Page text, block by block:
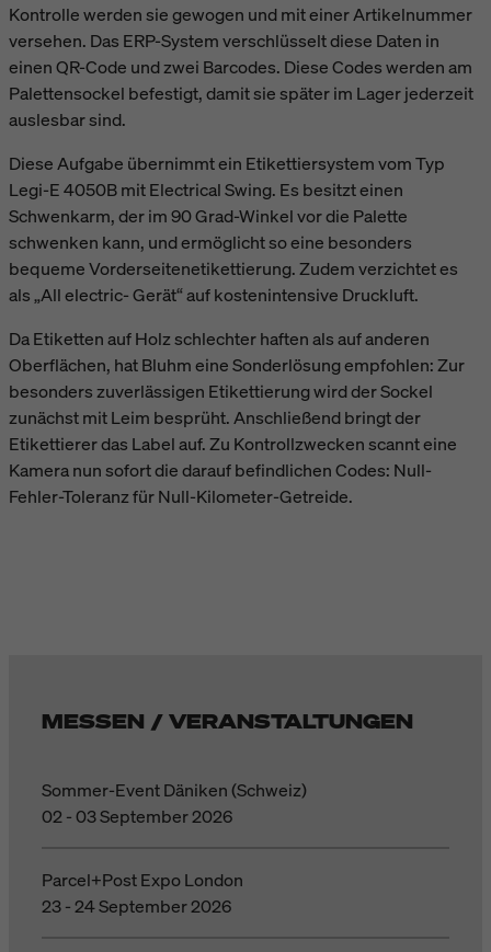
Kontrolle werden sie gewogen und mit einer Artikelnummer
versehen. Das ERP-System verschlüsselt diese Daten in
einen QR-Code und zwei Barcodes. Diese Codes werden am
Palettensockel befestigt, damit sie später im Lager jederzeit
auslesbar sind.
Diese Aufgabe übernimmt ein Etikettiersystem vom Typ
Legi-E 4050B mit Electrical Swing. Es besitzt einen
Schwenkarm, der im 90 Grad-Winkel vor die Palette
schwenken kann, und ermöglicht so eine besonders
bequeme Vorderseitenetikettierung. Zudem verzichtet es
als „All electric- Gerät“ auf kostenintensive Druckluft.
Da Etiketten auf Holz schlechter haften als auf anderen
Oberflächen, hat Bluhm eine Sonderlösung empfohlen: Zur
besonders zuverlässigen Etikettierung wird der Sockel
zunächst mit Leim besprüht. Anschließend bringt der
Etikettierer das Label auf. Zu Kontrollzwecken scannt eine
Kamera nun sofort die darauf befindlichen Codes: Null-
Fehler-Toleranz für Null-Kilometer-Getreide.
MESSEN / VERANSTALTUNGEN
Sommer-Event Däniken (Schweiz)
02 - 03 September 2026
Parcel+Post Expo London
23 - 24 September 2026